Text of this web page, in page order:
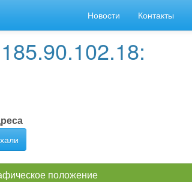
Новости Контакты
положение